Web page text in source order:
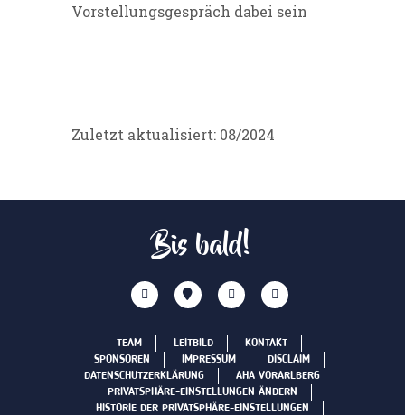
Vorstellungsgespräch dabei sein
Zuletzt aktualisiert: 08/2024
Bis bald!
TEAM LEITBILD
KONTAKT
SPONSOREN
IMPRESSUM
DISCLAIM
DATENSCHUTZERKLÄRUNG
AHA VORARLBERG
PRIVATSPHÄRE-EINSTELLUNGEN ÄNDERN
HISTORIE DER PRIVATSPHÄRE-EINSTELLUNGEN